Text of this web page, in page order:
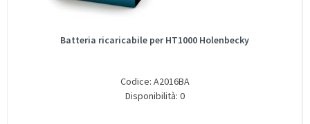
Batteria ricaricabile per HT1000 Holenbecky
Codice: A2016BA
Disponibilità: 0